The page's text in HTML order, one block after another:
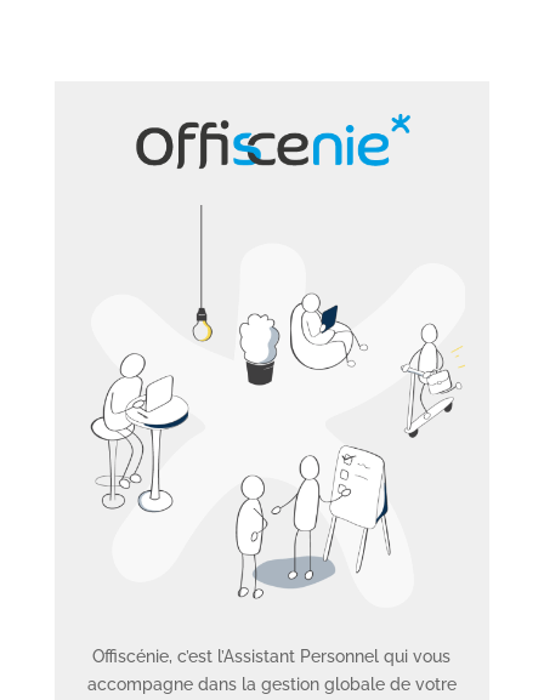
Offiscénie, c’est l’Assistant Personnel qui vous
accompagne dans la gestion globale de votre